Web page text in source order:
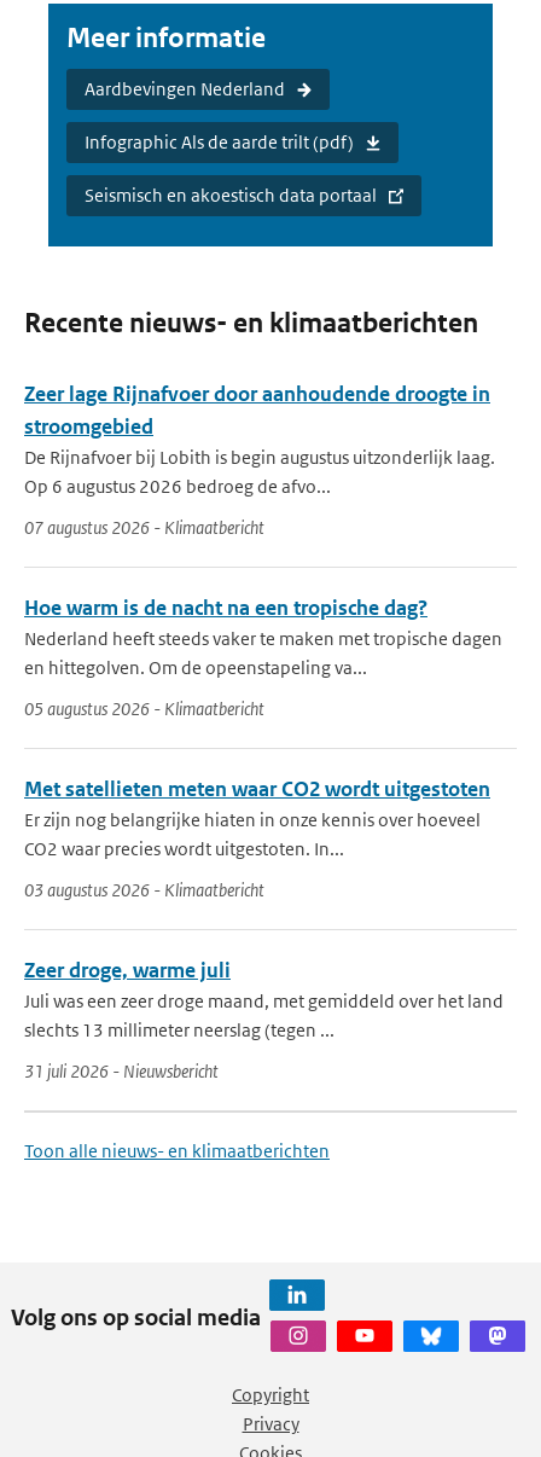
Meer informatie
Aardbevingen Nederland
Infographic Als de aarde trilt (pdf)
Seismisch en akoestisch data portaal
Recente nieuws- en klimaatberichten
Zeer lage Rijnafvoer door aanhoudende droogte in
stroomgebied
De Rijnafvoer bij Lobith is begin augustus uitzonderlijk laag.
Op 6 augustus 2026 bedroeg de afvo...
07 augustus 2026 - Klimaatbericht
Hoe warm is de nacht na een tropische dag?
Nederland heeft steeds vaker te maken met tropische dagen
en hittegolven. Om de opeenstapeling va...
05 augustus 2026 - Klimaatbericht
Met satellieten meten waar CO2 wordt uitgestoten
Er zijn nog belangrijke hiaten in onze kennis over hoeveel
CO2 waar precies wordt uitgestoten. In...
03 augustus 2026 - Klimaatbericht
Zeer droge, warme juli
Juli was een zeer droge maand, met gemiddeld over het land
slechts 13 millimeter neerslag (tegen ...
31 juli 2026 - Nieuwsbericht
Toon alle nieuws- en klimaatberichten
Volg ons op social media
Copyright
Privacy